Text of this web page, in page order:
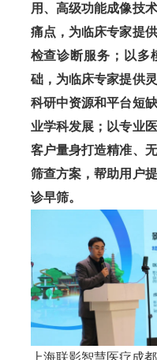
用、高级功能成像技
痛点，为临床专家提
检查诊断服务；以多
础，为临床专家提供
科研中资源和平台短
业学科发展；以专业
客户量身打造精准、
筛查方案，帮助用户
诊早筛。
上海联影智慧医疗成